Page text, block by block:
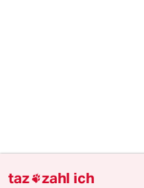
taz zahl ich